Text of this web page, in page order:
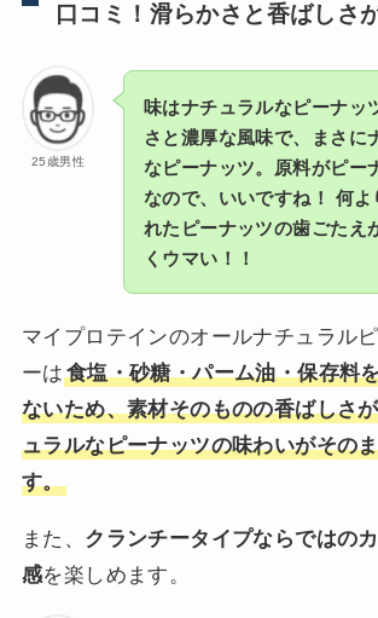
口コミ！滑らかさと香ばしさ
25歳男性
味はナチュラルなピーナッ
さと濃厚な風味で、まさに
なピーナッツ。原料がピー
なので、いいですね！ 何よ
れたピーナッツの歯ごたえ
くウマい！！
マイプロテインのオールナチュラル
ーは食塩・砂糖・パーム油・保存料
ないため、素材そのものの香ばしさ
ュラルなピーナッツの味わいがその
す。
また、 クランチータイプならではの
感を楽しめます。